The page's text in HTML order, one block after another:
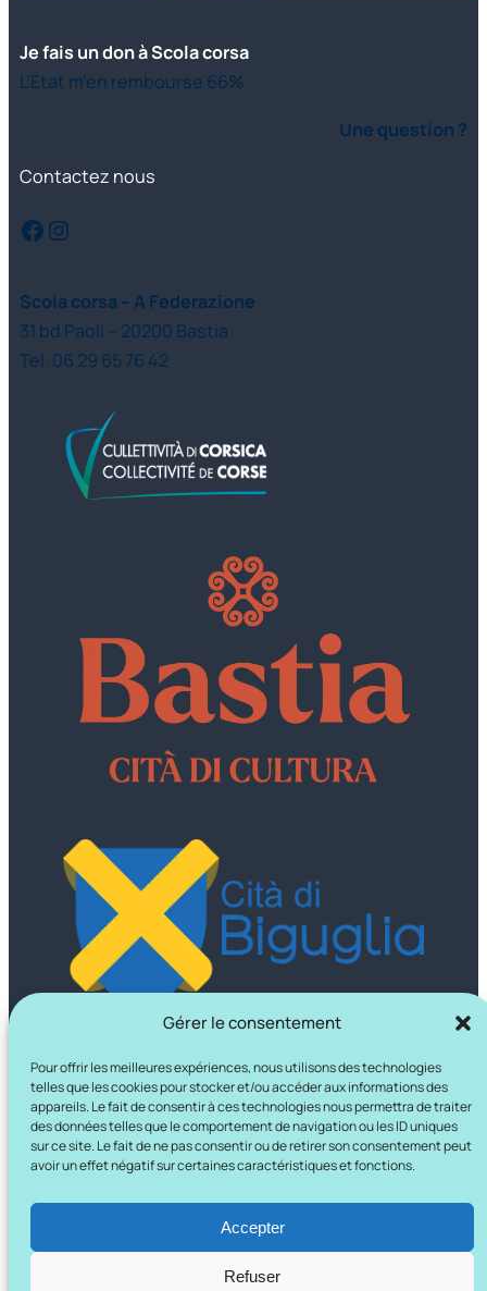
Gérer le consentement
Pour offrir les meilleures expériences, nous utilisons des technologies
telles que les cookies pour stocker et/ou accéder aux informations des
appareils. Le fait de consentir à ces technologies nous permettra de traiter
des données telles que le comportement de navigation ou les ID uniques
sur ce site. Le fait de ne pas consentir ou de retirer son consentement peut
avoir un effet négatif sur certaines caractéristiques et fonctions.
Accepter
Refuser
Je fais un don à Scola corsa
L’État m’en rembourse 66%
Une question ?
Contactez nous
Facebook Instagram
Scola corsa – A Federazione
31 bd Paoli – 20200 Bastia
Tel. 06 29 65 76 42